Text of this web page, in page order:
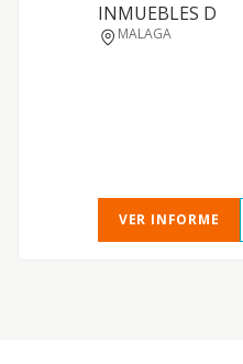
INMUEBLES D
MALAGA
VER INFORME